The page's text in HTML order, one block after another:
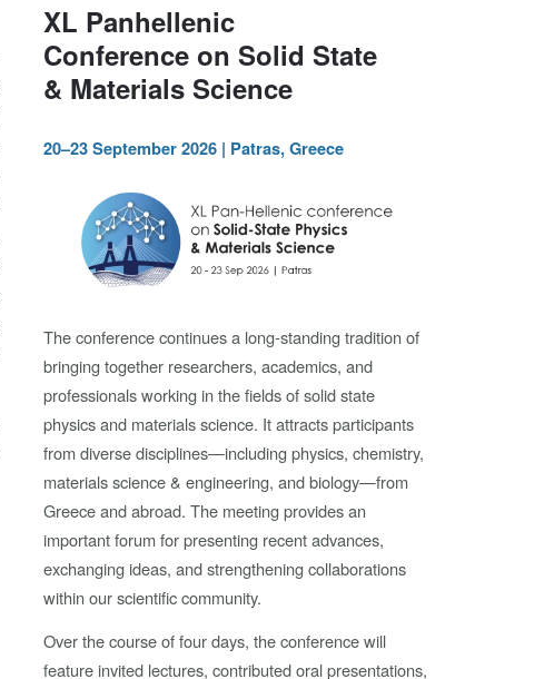
XL Panhellenic
Conference on Solid State
& Materials Science
20–23 September 2026 | Patras, Greece
The conference continues a long-standing tradition of
bringing together researchers, academics, and
professionals working in the fields of solid state
physics and materials science. It attracts participants
from diverse disciplines—including physics, chemistry,
materials science & engineering, and biology—from
Greece and abroad. The meeting provides an
important forum for presenting recent advances,
exchanging ideas, and strengthening collaborations
within our scientific community.
Over the course of four days, the conference will
feature invited lectures, contributed oral presentations,